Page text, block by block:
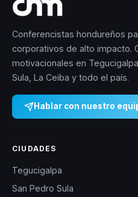
Conferencistas hondureños
corporativos de alto impacto.
motivacionales en
Sula, La Ceiba y todo el país.
Hablar con nuestro
CIUDADES
Tegucigalpa
San Pedro Sula